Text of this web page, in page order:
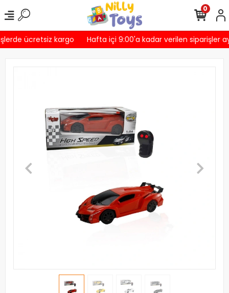
ücretsiz kargo Hafta içi 9:00'a kadar verilen siparişler
0